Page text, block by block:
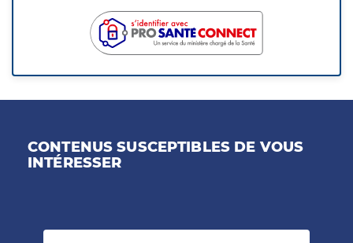
CONTENUS SUSCEPTIBLES DE VOUS
INTÉRESSER